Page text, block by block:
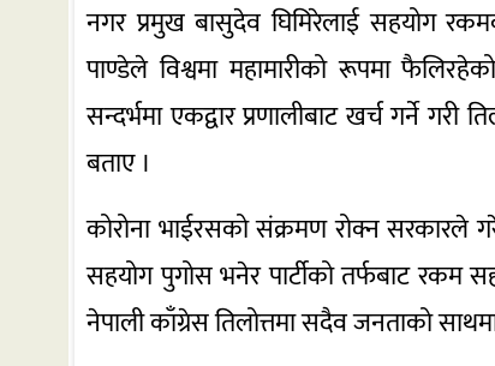
नगर प्रमुख बासुदेव घिमिरेलाई सहयोग
पाण्डेले विश्वमा महामारीको रूपमा
सन्दर्भमा एकद्वार प्रणालीबाट खर्च गर्ने
बताए ।
कोरोना भाईरसको संक्रमण रोक्न सरकारले
सहयोग पुगोस भनेर पार्टीको तर्फबाट रकम
नेपाली काँग्रेस तिलोत्तमा सदैव जनताको